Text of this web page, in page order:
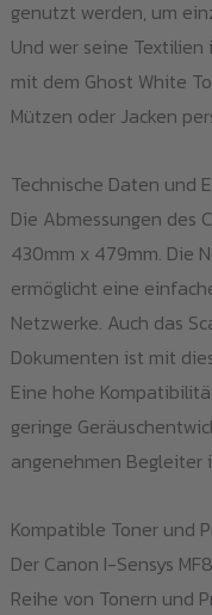
genutzt werden, um
Und wer seine
mit dem Ghost White
Mützen oder Jacken
Technische Daten und
Die Abmessungen des
430mm x 479mm. Die
ermöglicht eine
Netzwerke. Auch das
Dokumenten ist mit
Eine hohe
geringe
angenehmen Begleiter
Kompatible Toner und
Der Canon I-Sensys
Reihe von Tonern und